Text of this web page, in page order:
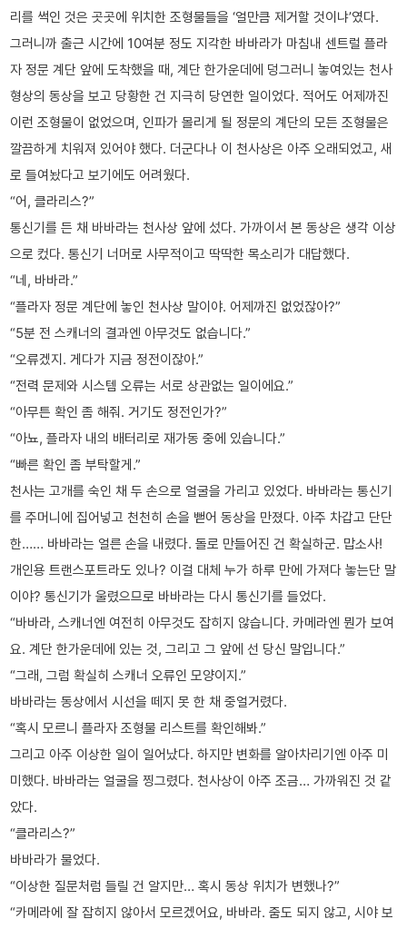
리를 썩인 것은 곳곳에 위치한 조형물들을 ‘얼만큼 제거할 것이냐’였다.
그러니까 출근 시간에 10여분 정도 지각한 바바라가 마침내 센트럴 플라
자 정문 계단 앞에 도착했을 때, 계단 한가운데에 덩그러니 놓여있는 천사
형상의 동상을 보고 당황한 건 지극히 당연한 일이었다. 적어도 어제까진
이런 조형물이 없었으며, 인파가 몰리게 될 정문의 계단의 모든 조형물은
깔끔하게 치워져 있어야 했다. 더군다나 이 천사상은 아주 오래되었고, 새
로 들여놨다고 보기에도 어려웠다.
“어, 클라리스?”
통신기를 든 채 바바라는 천사상 앞에 섰다. 가까이서 본 동상은 생각 이상
으로 컸다. 통신기 너머로 사무적이고 딱딱한 목소리가 대답했다.
“네, 바바라.”
“플라자 정문 계단에 놓인 천사상 말이야. 어제까진 없었잖아?”
“5분 전 스캐너의 결과엔 아무것도 없습니다.”
“오류겠지. 게다가 지금 정전이잖아.”
“전력 문제와 시스템 오류는 서로 상관없는 일이에요.”
“아무튼 확인 좀 해줘. 거기도 정전인가?”
“아뇨, 플라자 내의 배터리로 재가동 중에 있습니다.”
“빠른 확인 좀 부탁할게.”
천사는 고개를 숙인 채 두 손으로 얼굴을 가리고 있었다. 바바라는 통신기
를 주머니에 집어넣고 천천히 손을 뻗어 동상을 만졌다. 아주 차갑고 단단
한…… 바바라는 얼른 손을 내렸다. 돌로 만들어진 건 확실하군. 맙소사!
개인용 트랜스포트라도 있나? 이걸 대체 누가 하루 만에 가져다 놓는단 말
이야? 통신기가 울렸으므로 바바라는 다시 통신기를 들었다.
“바바라, 스캐너엔 여전히 아무것도 잡히지 않습니다. 카메라엔 뭔가 보여
요. 계단 한가운데에 있는 것, 그리고 그 앞에 선 당신 말입니다.”
“그래, 그럼 확실히 스캐너 오류인 모양이지.”
바바라는 동상에서 시선을 떼지 못 한 채 중얼거렸다.
“혹시 모르니 플라자 조형물 리스트를 확인해봐.”
그리고 아주 이상한 일이 일어났다. 하지만 변화를 알아차리기엔 아주 미
미했다. 바바라는 얼굴을 찡그렸다. 천사상이 아주 조금… 가까워진 것 같
았다.
“클라리스?”
바바라가 물었다.
“이상한 질문처럼 들릴 건 알지만… 혹시 동상 위치가 변했나?”
“카메라에 잘 잡히지 않아서 모르겠어요, 바바라. 줌도 되지 않고, 시야 보